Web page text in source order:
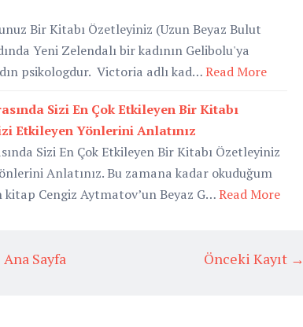
Bir Kitabı Özetleyiniz (Uzun Beyaz Bulut
Yeni Zelendalı bir kadının Gelibolu'ya
psikologdur. Victoria adlı kad…Read More
Sizi En Çok Etkileyen Bir Kitabı
Etkileyen Yönlerini Anlatınız
Sizi En Çok Etkileyen Bir Kitabı Özetleyiniz
Anlatınız. Bu zamana kadar okuduğum
Cengiz Aytmatov’un Beyaz G…Read More
Önceki Kayıt →
Ana Sayfa